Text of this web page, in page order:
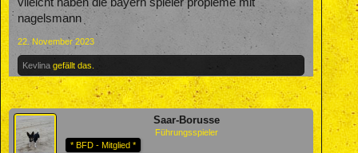
nagelsmann
22. November 2023
Kevlina gefällt das.
Saar-Borusse
Führungsspieler
* BFD - Mitglied *